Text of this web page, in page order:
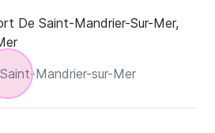
De Saint-Mandrier-Sur-Mer,